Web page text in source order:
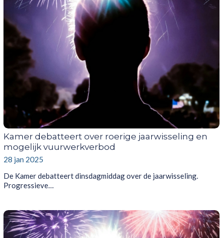
Kamer debatteert over roerige jaarwisseling en
mogelijk vuurwerkverbod
28 jan 2025
De Kamer debatteert dinsdagmiddag over de jaarwisseling.
Progressieve…